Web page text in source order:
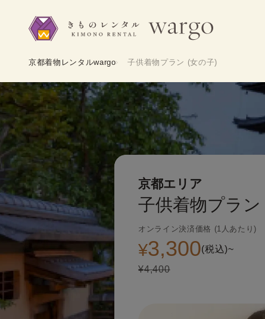
京都着物レンタルwargo 子供着物プラン (女の子)
子供着物プラン
京都エリア
オンライン決済価格 (1人あたり)
¥3,300(税込)~
¥4,400